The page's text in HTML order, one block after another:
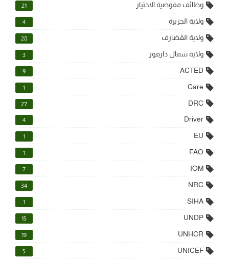
وظائف مفوضية الاختيار 21
ولاية الجزيرة 4
ولاية القضارف 28
ولاية شمال دارفور 3
ACTED
9
Care
1
DRC
27
Driver
4
EU
1
FAO
1
IOM
7
NRC
34
SIHA
1
UNDP
15
UNHCR
19
UNICEF
5